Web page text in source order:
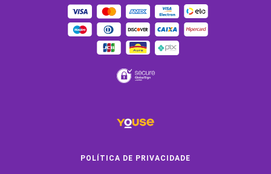
OUTROS SERVIÇOS
POLÍTICA DE PRIVACIDADE